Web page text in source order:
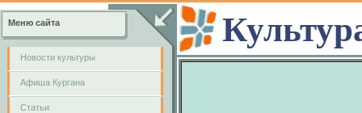
Меню сайта
Новости культуры
Афиша Кургана
Cтатьи